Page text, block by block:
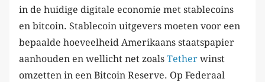
in de huidige digitale economie met stablecoins
en bitcoin. Stablecoin uitgevers moeten voor een
bepaalde hoeveelheid Amerikaans staatspapier
aanhouden en wellicht net zoals Tether winst
omzetten in een Bitcoin Reserve. Op Federaal